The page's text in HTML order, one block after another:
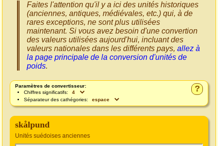
Faites l'attention qu'il y a ici des unités historiques
(anciennes, antiques, médiévales, etc.) qui, à de
rares exceptions, ne sont plus utilisées
maintenant. Si vous avez besoin d'une convertion
des valeurs utilisées aujourd'hui, incluant des
valeurs nationales dans les différents pays, allez à
la page principale de la conversion d'unités de
poids.
?
Paramètres de convertisseur:
Chiffres significatifs:
Séparateur des cathégories:
skålpund
Unités suédoises anciennes